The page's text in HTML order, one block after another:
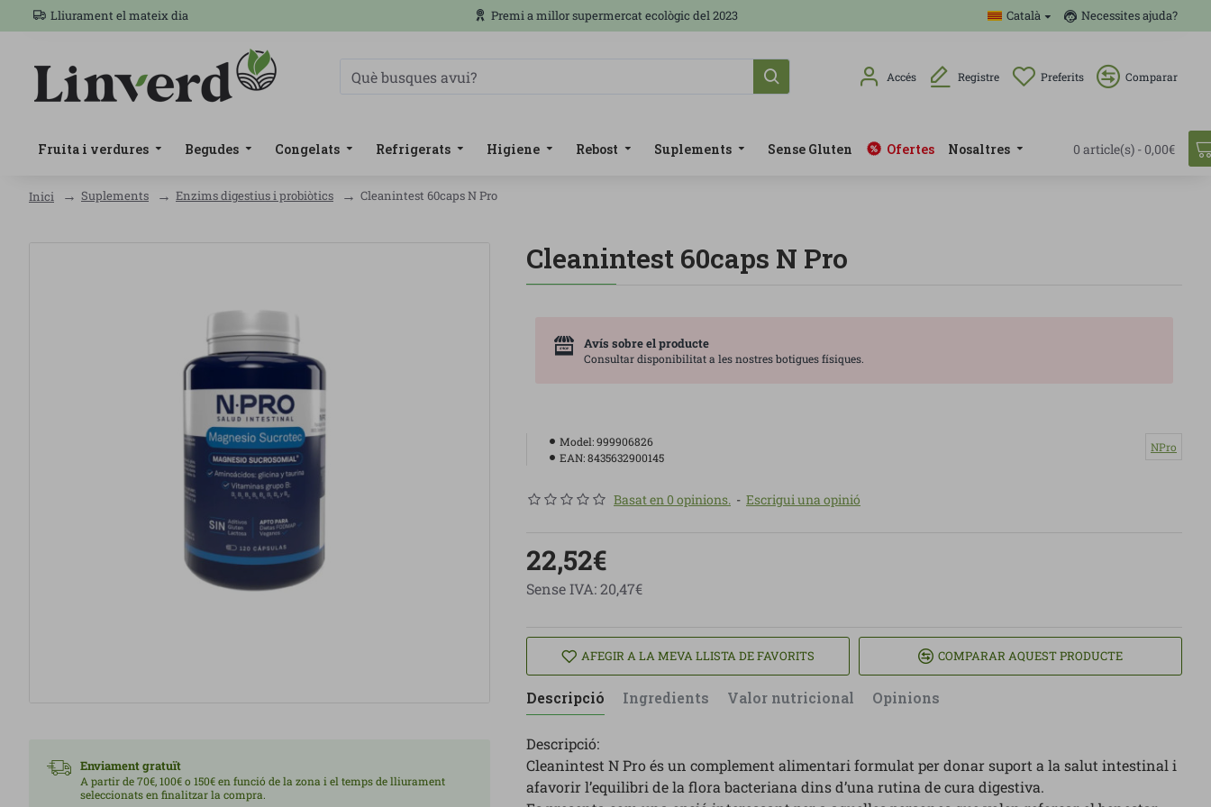
Lliurament el mateix dia Premi a millor supermercat ecològic del 2023 Català Necessites ajuda?
Accés Registre Preferits Comparar
Fruita i verdures Begudes Congelats Refrigerats Higiene Rebost Suplements Sense Gluten Ofertes Nosaltres 0 article(s) - 0,00€
Inici Suplements Enzims digestius i probiòtics Cleanintest 60caps N Pro
Enviament gratuït
A partir de 70€, 100€ o 150€ en funció de la zona i el temps de lliurament
seleccionats en finalitzar la compra.
Cleanintest 60caps N Pro
Avís sobre el producte
Consultar disponibilitat a les nostres botigues físiques.
Model:999906826
EAN:8435632900145
NPro
Basat en 0 opinions. - Escrigui una opinió
22,52€
Sense IVA: 20,47€
AFEGIR A LA MEVA LLISTA DE FAVORITS COMPARAR AQUEST PRODUCTE
Descripció Ingredients Valor nutricional Opinions
Descripció:
Cleanintest N Pro és un complement alimentari formulat per donar suport a la salut intestinal i
afavorir l’equilibri de la flora bacteriana dins d’una rutina de cura digestiva.